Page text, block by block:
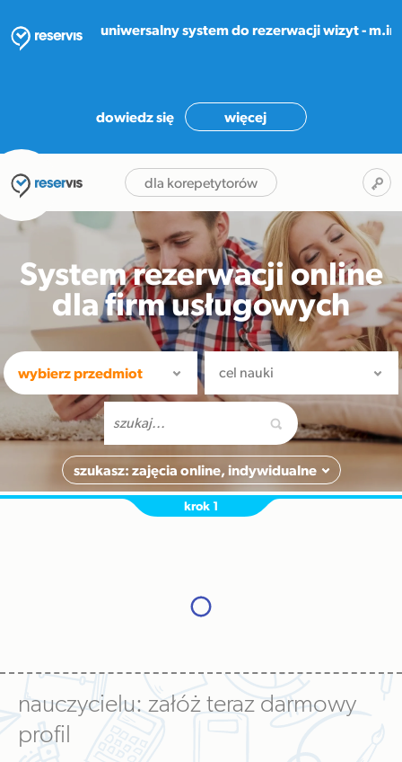
uniwersalny system do rezerwacji wizyt -
dowiedz się więcej
dla korepetytorów
System rezerwacji online
dla firm usługowych
wybierz przedmiot cel nauki
szukasz: zajęcia online, indywidualne
krok 1
nauczycielu: załóż teraz darmowy
profil